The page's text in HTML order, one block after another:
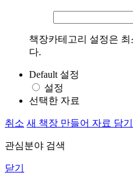
책장카테고리 설정은 최
다.
Default 설정
설정
선택한 자료
취소 새 책장 만들어 자료 담기
관심분야 검색
닫기